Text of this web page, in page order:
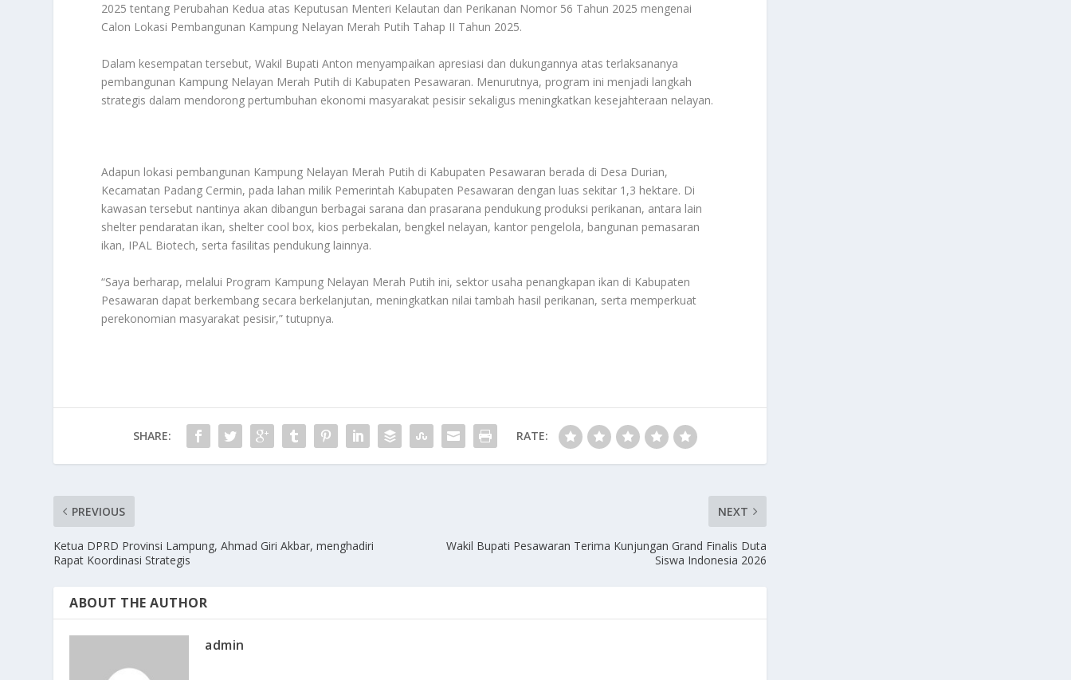
2025 tentang Perubahan Kedua atas Keputusan Menteri Kelautan dan Perikanan Nomor 56 Tahun 2025 mengenai
Calon Lokasi Pembangunan Kampung Nelayan Merah Putih Tahap II Tahun 2025.
Dalam kesempatan tersebut, Wakil Bupati Anton menyampaikan apresiasi dan dukungannya atas terlaksananya
pembangunan Kampung Nelayan Merah Putih di Kabupaten Pesawaran. Menurutnya, program ini menjadi langkah
strategis dalam mendorong pertumbuhan ekonomi masyarakat pesisir sekaligus meningkatkan kesejahteraan nelayan.
Adapun lokasi pembangunan Kampung Nelayan Merah Putih di Kabupaten Pesawaran berada di Desa Durian,
Kecamatan Padang Cermin, pada lahan milik Pemerintah Kabupaten Pesawaran dengan luas sekitar 1,3 hektare. Di
kawasan tersebut nantinya akan dibangun berbagai sarana dan prasarana pendukung produksi perikanan, antara lain
shelter pendaratan ikan, shelter cool box, kios perbekalan, bengkel nelayan, kantor pengelola, bangunan pemasaran
ikan, IPAL Biotech, serta fasilitas pendukung lainnya.
“Saya berharap, melalui Program Kampung Nelayan Merah Putih ini, sektor usaha penangkapan ikan di Kabupaten
Pesawaran dapat berkembang secara berkelanjutan, meningkatkan nilai tambah hasil perikanan, serta memperkuat
perekonomian masyarakat pesisir,” tutupnya.
SHARE: RATE:
PREVIOUS
Ketua DPRD Provinsi Lampung, Ahmad Giri Akbar, menghadiri
Rapat Koordinasi Strategis
NEXT
Wakil Bupati Pesawaran Terima Kunjungan Grand Finalis Duta
Siswa Indonesia 2026
ABOUT THE AUTHOR
admin